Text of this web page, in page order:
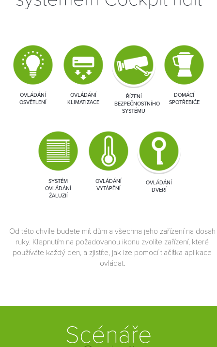
OVLÁDÁNÍ
OSVĚTLENÍ
OVLÁDÁNÍ
KLIMATIZACE
ŘÍZENÍ
BEZPEČNOSTNÍHO
SYSTÉMU
DOMÁCÍ
SPOTŘEBIČE
SYSTÉM
OVLÁDÁNÍ
ŽALUZIÍ
OVLÁDÁNÍ
VYTÁPĚNÍ
OVLÁDÁNÍ
DVEŘÍ
Od této chvíle budete mít dům a všechna jeho zařízení na dosah
ruky. Klepnutím na požadovanou ikonu zvolíte zařízení, které
používáte každý den, a zjistíte, jak lze pomocí tlačítka aplikace
ovládat.
tlumené světlo. To je ostatně vhodné i při sledování televize.
Při práci budou naopak svítidla zářit jasně a naplno. A jediným
stiskem tlačítka snadno vykouzlíte romantickou atmosféru...
NÁSLEDUJÍCÍ BACK
PŘEDCHOZÍ
Scénáře